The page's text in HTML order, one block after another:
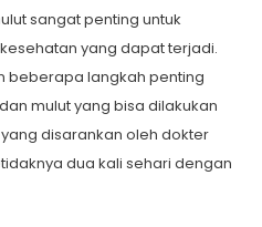
sangat penting untuk
yang dapat terjadi.
beberapa langkah penting
mulut yang bisa dilakukan
disarankan oleh dokter
dua kali sehari dengan